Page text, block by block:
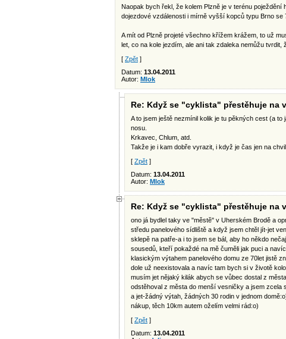
Naopak bych řekl, že kolem Plzně je v terénu
dojezdové vzdálenosti i mírně vyšší kopců typu Brno se
A mít od Plzně projeté všechno křížem krážem, to už
let, co na kole jezdím, ale ani tak zdaleka nemůžu
[ Zpět ]
Datum: 13.04.2011
Autor: Mlok
Re: Když se "cyklista" přestěhuje na
A to jsem ještě nezmínil kolik je tu pěkných cest (a
nosu.
Krkavec, Chlum, atd.
Takže je i kam dobře vyrazit, i když je čas jen na
[ Zpět ]
Datum: 13.04.2011
Autor: Mlok
Re: Když se "cyklista" přestěhuje na
ono já bydlel taky ve "městě" v Uherském Brodě a
středu panelového sídliště a když jsem chtěl jít-jet
sklepě na patře-a i to jsem se bál, aby ho někdo
sousedů, kteří pokaždé na mě čuměli jak puci a
klasickým výtahem panelového domu ze 70let jistě
dole už neexistovala a navíc tam bych si v životě
musím jet nějaký kilák abych se vůbec dostal z
odstěhoval z města do menší vesničky a jsem zcela
a jet-žádný výtah, žádných 30 rodin v jednom
nákup, těch 10km autem oželím velmi rád:o)
[ Zpět ]
Datum: 13.04.2011